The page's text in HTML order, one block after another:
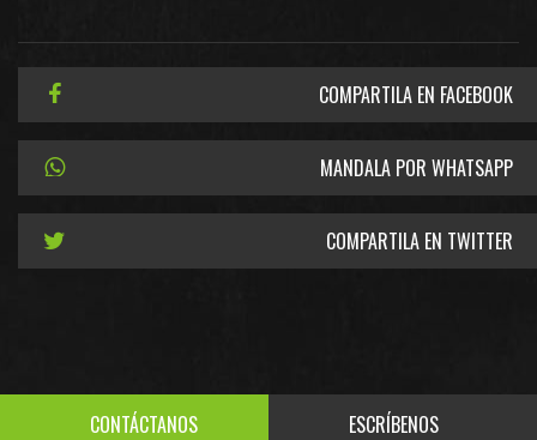
COMPARTILA EN FACEBOOK
MANDALA POR WHATSAPP
COMPARTILA EN TWITTER
CONTÁCTANOS ESCRÍBENOS